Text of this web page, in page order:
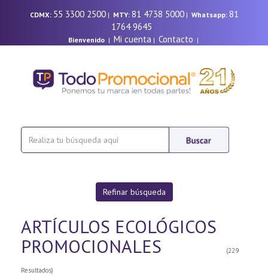
CDMX: 55 3300 2500| MTY: 81 4738 5000| Whatsapp: 81
1764 9645
Bienvenido| Mi cuenta | Contacto |
Refinar búsqueda
ARTÍCULOS ECOLÓGICOS
PROMOCIONALES
(229
Resultados)